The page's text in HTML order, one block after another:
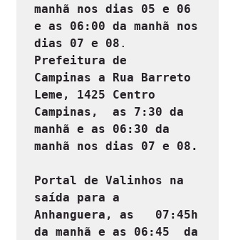
manhã nos dias 05 e 06
e as 06:00 da manhã nos
dias 07 e 08
Prefeitura de
Campinas a Rua Barreto
Leme, 1425 Centro
Campinas,  as 7:30 da
manhã e as 06:30 da
manhã nos dias 07 e 08.
Portal de Valinhos na
saída para a
Anhanguera, as   07:45h
da manhã e as 06:45  da